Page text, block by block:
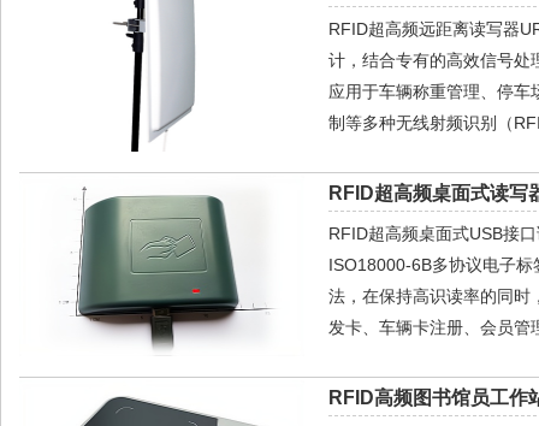
RFID超高频远距离读写器
计，结合专有的高效信号处
应用于车辆称重管理、停
制等多种无线射频识别（
RFID超高频桌面式读写
RFID超高频桌面式USB接
ISO18000-6B多协议电子
法，在保持高识读率的同时
发卡、车辆卡注册、会员
RFID高频图书馆员工作